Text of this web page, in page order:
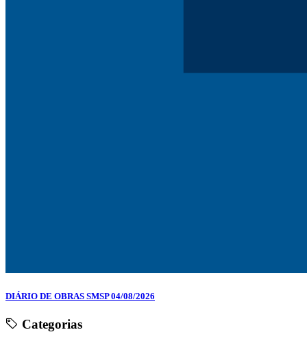
DIÁRIO DE OBRAS SMSP 04/08/2026
Categorias